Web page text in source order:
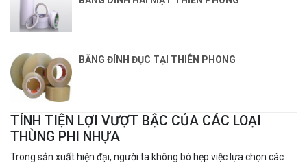
TÍNH TIỆN LỢI VƯỢT BẬC CỦA CÁC LOẠI
THÙNG PHI NHỰA
Trong sản xuất hiện đại, người ta không bó hẹp việc lựa chọn các
BĂNG ĐÍNH ĐỤC TẠI THIÊN PHONG